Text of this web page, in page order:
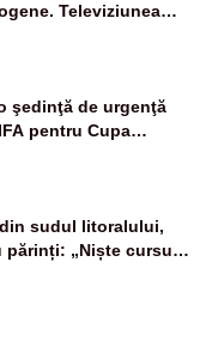
Televiziunea
calm – LIVE TEXT
şedinţă de urgenţă
pentru Cupa
sudul litoralului,
părinți: „Niște cursuri
sunt suficiente”